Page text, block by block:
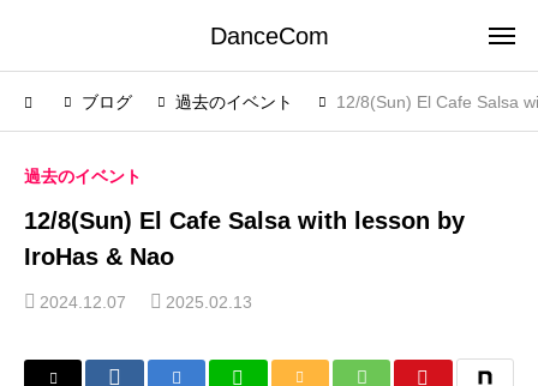
DanceCom
ブログ 過去のイベント 12/8(Sun) El Cafe Salsa
過去のイベント
12/8(Sun) El Cafe Salsa with lesson by
IroHas & Nao
2024.12.07 2025.02.13